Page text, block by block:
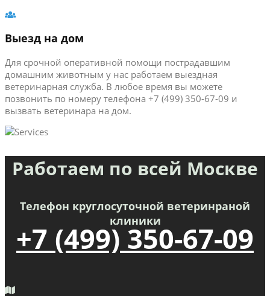
Выезд на дом
Для срочной оперативной помощи пострадавшим
домашним животным у нас работаем выездная
ветеринарная служба. В любое время вы можете
позвонить по номеру телефона +7 (499) 350-67-09 и
вызвать ветеринара на дом.
Работаем по всей Москве
Телефон круглосуточной ветеринраной
клиники
+7 (499) 350-67-09